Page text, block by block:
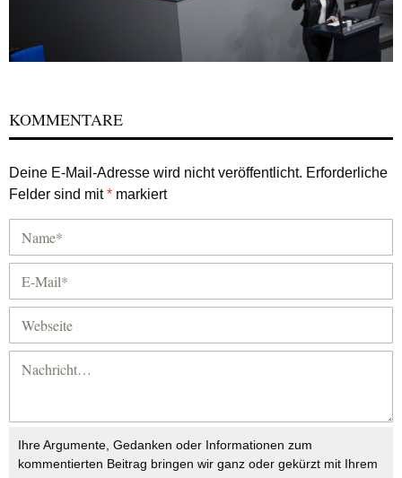
KOMMENTARE
Deine E-Mail-Adresse wird nicht veröffentlicht. Erforderliche
Felder sind mit* markiert
Ihre Argumente, Gedanken oder Informationen zum
kommentierten Beitrag bringen wir ganz oder gekürzt mit Ihrem